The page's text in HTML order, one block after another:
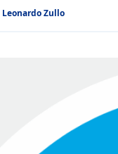
Leonardo Zullo